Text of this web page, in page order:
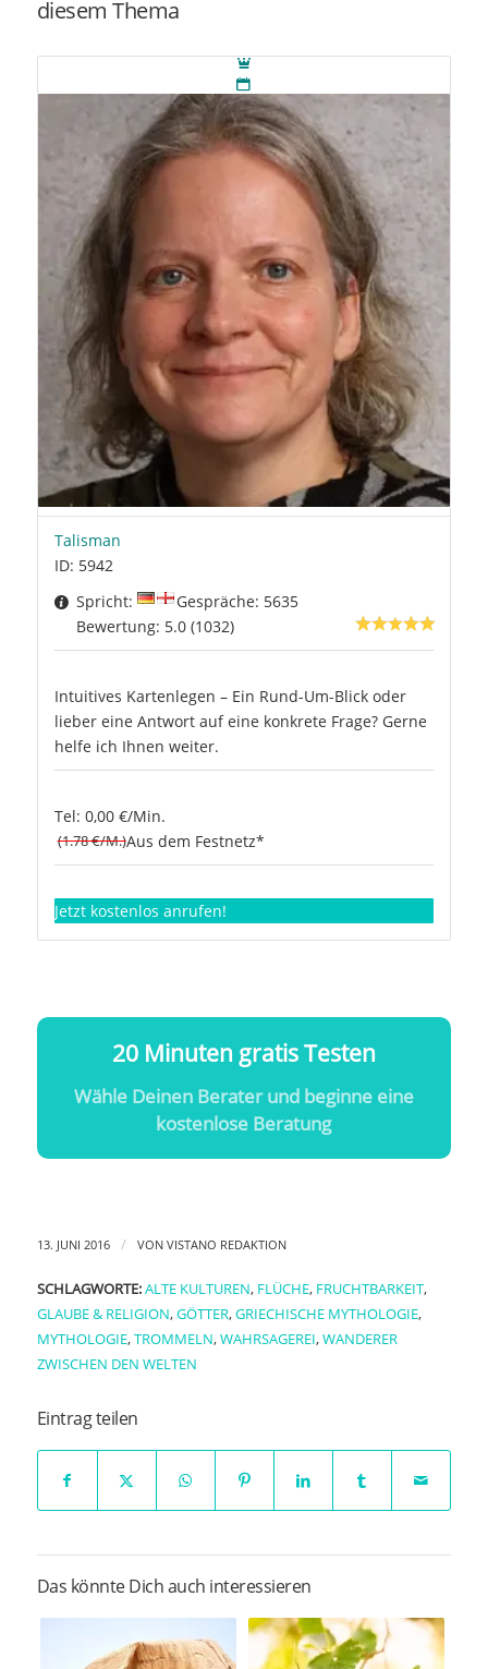
diesem Thema
Talisman
ID: 5942
Spricht:
Gespräche: 5635
Bewertung: 5.0 (1032)
Intuitives Kartenlegen – Ein Rund-Um-Blick oder
lieber eine Antwort auf eine konkrete Frage? Gerne
helfe ich Ihnen weiter.
Tel: 0,00 €/Min.
(1.78 €/M.)Aus dem Festnetz*
Jetzt kostenlos anrufen!
20 Minuten gratis Testen
Wähle Deinen Berater und beginne eine
kostenlose Beratung
13. JUNI 2016 / VON VISTANO REDAKTION
SCHLAGWORTE: ALTE KULTUREN, FLÜCHE, FRUCHTBARKEIT,
GLAUBE & RELIGION,GÖTTER,GRIECHISCHE MYTHOLOGIE,
MYTHOLOGIE,TROMMELN,WAHRSAGEREI,WANDERER
ZWISCHEN DEN WELTEN
Eintrag teilen
Das könnte Dich auch interessieren